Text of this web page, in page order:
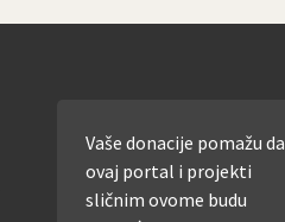
Vaše donacije pomažu da
ovaj portal i projekti
sličnim ovome budu